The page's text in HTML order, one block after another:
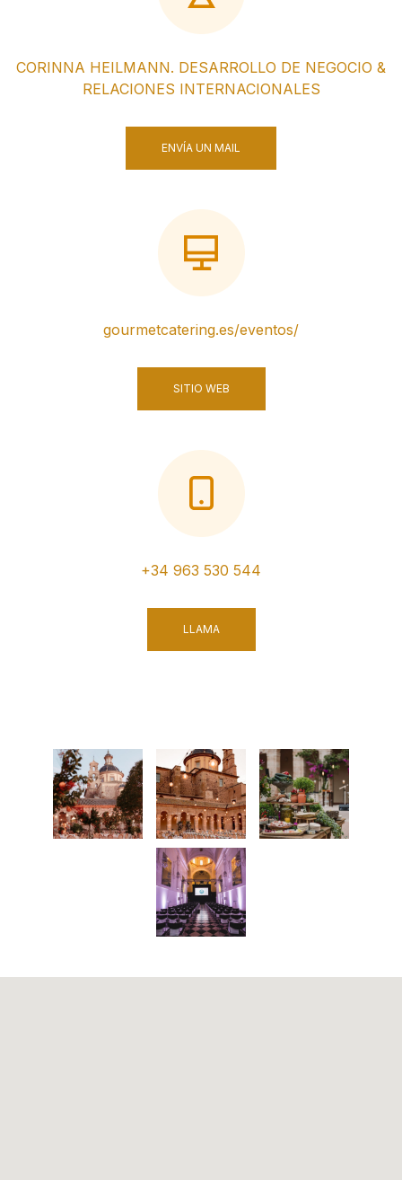
CORINNA HEILMANN. DESARROLLO DE NEGOCIO &
RELACIONES INTERNACIONALES
ENVÍA UN MAIL
gourmetcatering.es/eventos/
SITIO WEB
+34 963 530 544
LLAMA